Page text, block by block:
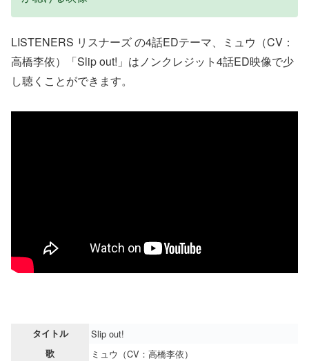
LISTENERS リスナーズ の4話EDテーマ、ミュウ（CV：
高橋李依）「Slip out!」はノンクレジット4話ED映像で少
し聴くことができます。
タイトル Slip out!
歌 ミュウ（CV：高橋李依）